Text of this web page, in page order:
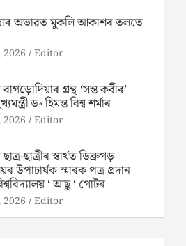
অভাৱত মুকলি আকাশৰ তলতে
Editor
বাগড়োদিয়াৰ গ্ৰন্থ ‘সন্ত কবীৰ’
ড॰ হিমন্ত বিশ্ব শৰ্মাৰ
Editor
ছাত্ৰীৰ স্বাৰ্থত ডিব্ৰুগড়
উপাচাৰ্যক স্মাৰক পত্ৰ প্ৰদান
‘ আছু ‘ গোটৰ
Editor